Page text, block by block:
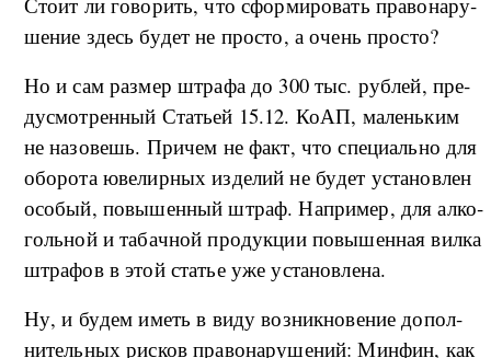
ше­ние здесь бу­дет не про­сто, а очень про­сто?
Но и сам раз­мер штра­фа до 300 тыс. руб­лей, пре­
ду­смо­т­рен­ный Ста­тьей 15.12. КоАП, ма­лень­ким
не на­зо­вешь. При­чем не факт, что спе­ци­аль­но для
обо­ро­та юве­ли­р­ных из­де­лий не бу­дет уста­но­в­лен
осо­бый, по­вы­шен­ный штраф. На­при­мер, для ал­ко­
голь­ной и та­ба­ч­ной про­дук­ции по­вы­шен­ная ви­л­ка
штра­фов в этой ста­тье уже уста­но­в­ле­на.
Ну, и бу­дем иметь в ви­ду воз­ни­к­но­ве­ние до­пол­
ни­тель­ных ри­с­ков пра­во­на­ру­ше­ний: Мин­фин, как